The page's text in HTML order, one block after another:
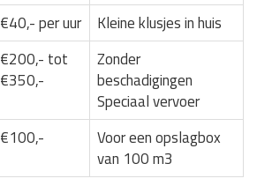
€40,- per uur
Kleine klusjes in huis
€200,- tot
€350,-
Zonder
beschadigingen
Speciaal vervoer
€100,-
Voor een opslagbox
van 100 m3